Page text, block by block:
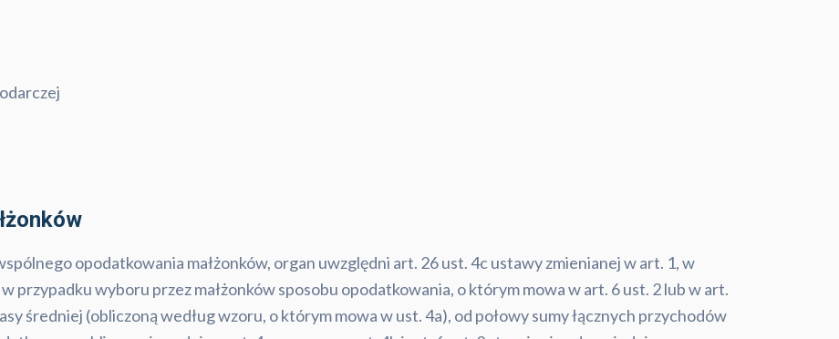
opodatkowania małżonków, organ uwzględni art. 26 ust. 4c ustawy zmienianej w art. 1, w
przypadku wyboru przez małżonków sposobu opodatkowania, o którym mowa w art. 6 ust. 2 lub w art.
średniej (obliczoną według wzoru, o którym mowa w ust. 4a), od połowy sumy łącznych przychodów